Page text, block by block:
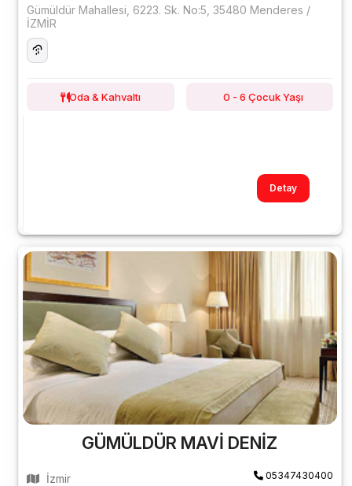
Gümüldür Mahallesi, 6223. Sk. No:5, 35480 Menderes /
İZMİR
Oda & Kahvaltı 0 - 6 Çocuk Yaşı
Detay
GÜMÜLDÜR MAVİ DENİZ
İzmir 05347430400